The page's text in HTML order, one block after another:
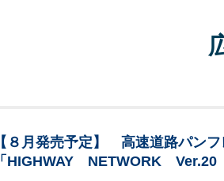
【８月発売予定】 高速道路パンフ
「HIGHWAY NETWORK Ver.20